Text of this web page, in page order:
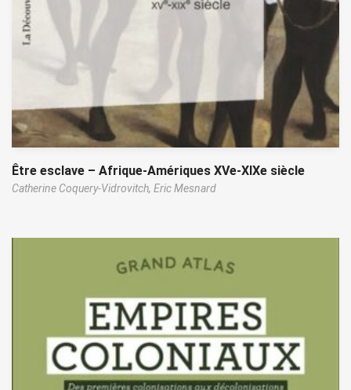
Être esclave – Afrique-Amériques XVe-XIXe siècle
Catherine Coquery-Vidrovitch, Eric Mesnard